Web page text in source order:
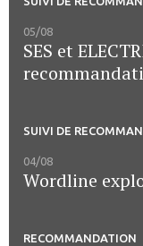
05/08
SES et
SUIVI DE
04/08
Wordline
RECOMMANDATION